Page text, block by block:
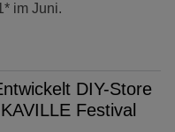
im Juni.
DIY-Store
Festival